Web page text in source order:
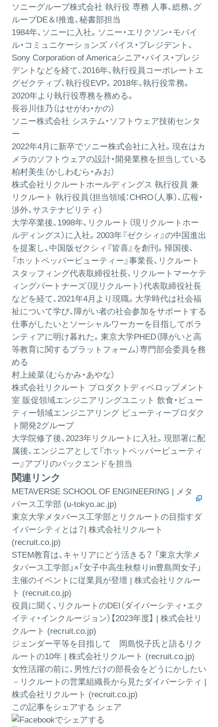
ソニーグループ株式会社 執行役 専務 人事、総務、グ
ループDE＆I推進、秘書部担当
1984年、ソニーに入社。ソニー・エリクソン・モバイ
ル・コミュニケーションズ バイス・プレジデント、
Sony Corporation of Americaシニア・バイス・プレジ
デントなどを経て、2016年、執行役員コーポレートエ
グゼクティブ、執行役EVP。2018年、執行役常務。
2020年より執行役専務を務める。
長谷川佳乃（はせがわ・かの）
ソニー株式会社 システム・ソフトウェア技術センタ
ー
2022年4月に新卒でソニー株式会社に入社。現在はカ
メラのソフトウェアの設計・開発業務を担当している
柏村美生（かしわむら・みお）
株式会社リクルートホールディングス 執行役員 兼
リクルート 執行役員（担当領域：CHRO（人事）、広報・
渉外、サステナビリティ）
大学卒業後、1998年、リクルート（現リクルートホー
ルディングス）に入社。2003年『ゼクシィ』の中国進出
を提案し、中国版ゼクシィ『皆喜』を創刊。帰国後、
『ホットペッパービューティー』事業長、リクルート
スタッフィング代表取締役社長、リクルートマーケテ
ィングパートナーズ（現リクルート）代表取締役社長
などを経て、2021年4月より現職。大学時代は社会福
祉について学び、障がい者の社会参加をサポートする
仕事がしたいとソーシャルワーカーを目指してボラ
ンティアに明け暮れた。東京大学PHED（障がいと高
等教育に関するプラットフォーム）専門部会委員を務
める
村上綾菜（むらかみ・あやな）
株式会社リクルート プロダクトディベロップメント
室 販促領域エンジニアリングユニット 飲食・ビュー
ティー領域エンジニアリング ビューティープロダク
ト開発2グループ
大学院修了後、2023年リクルートに入社。現部署に配
属後、エンジニアとして『ホットペッパービューティ
ー』アプリのバックエンドを担当
関連リンク
METAVERSE SCHOOL OF ENGINEERING | メタ
バース工学部 (u-tokyo.ac.jp)
東京大学メタバース工学部とリクルートの目指すダ
イバーシティとは？| 株式会社リクルート
(recruit.co.jp)
STEM教育は、キャリアにどう活きる？ 「東京大学メ
タバース工学部」×「女子中高生秋祭りin豊島岡女子」
主催のイベントに従業員が登壇 | 株式会社リクルー
ト (recruit.co.jp)
役員に聞く、リクルートのDEI（ダイバーシティ・エク
イティ・インクルージョン）【2023年度】 | 株式会社リ
クルート (recruit.co.jp)
ジェンダー平等を目指して 岡島悦子氏と語るリク
ルートの10年 | 株式会社リクルート (recruit.co.jp)
女性活躍の前に、男性だけの部長会をどうにかしたい
－リクルートの営業組織長から見たダイバーシティ |
株式会社リクルート (recruit.co.jp)
この記事をシェアする シェア